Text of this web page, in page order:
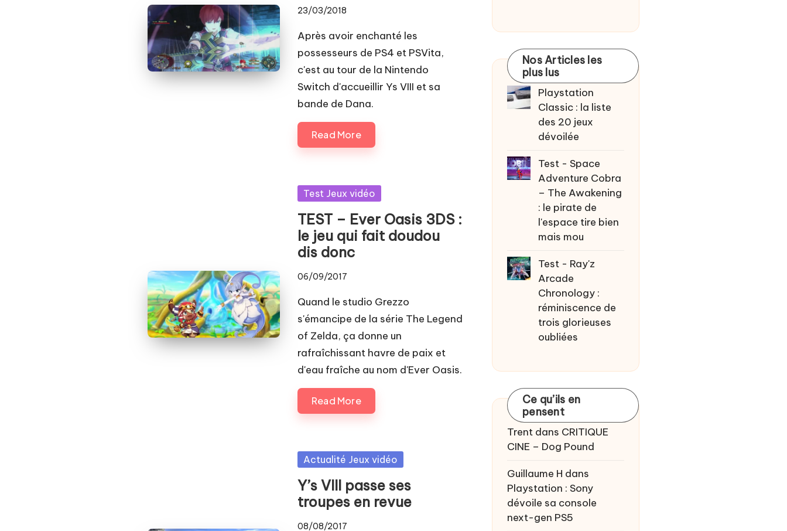
23/03/2018
Après avoir enchanté les
possesseurs de PS4 et PSVita,
c'est au tour de la Nintendo
Switch d'accueillir Ys VIII et sa
bande de Dana.
Read More
Posted
Test Jeux vidéo
TEST – Ever Oasis 3DS :
le jeu qui fait doudou
dis donc
06/09/2017
Quand le studio Grezzo
s'émancipe de la série The Legend
of Zelda, ça donne un
rafraîchissant havre de paix et
d'eau fraîche au nom d'Ever Oasis.
Read More
Posted
Actualité Jeux vidéo
Y’s VIII passe ses
troupes en revue
08/08/2017
Nos Articles les
plus lus
Playstation
Classic : la liste
des 20 jeux
dévoilée
Test - Space
Adventure Cobra
– The Awakening
: le pirate de
l'espace tire bien
mais mou
Test - Ray'z
Arcade
Chronology :
réminiscence de
trois glorieuses
oubliées
Ce qu’ils en
pensent
Trent dans CRITIQUE
CINE – Dog Pound
Guillaume H dans
Playstation : Sony
dévoile sa console
next-gen PS5